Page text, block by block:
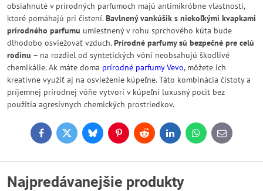
obsiahnuté v prírodných parfumoch majú antimikróbne vlastnosti,
ktoré pomáhajú pri čistení.Bavlnený vankúšik s niekoľkými kvapkami
prírodného parfumu umiestnený v rohu sprchového kúta bude
dlhodobo osviežovať vzduch.Prírodné parfumy sú bezpečné pre celú
rodinu – na rozdiel od syntetických vôní neobsahujú škodlivé
chemikálie. Ak máte doma prírodné parfumy Vevo, môžete ich
kreatívne využiť aj na osvieženie kúpeľne. Táto kombinácia čistoty a
príjemnej prírodnej vôňe vytvorí v kúpeľni luxusný pocit bez
použitia agresívnych chemických prostriedkov.
FacebookTwitterBlueskyPinterestReddit LinkedInWhatsApp
E-
mail
Najpredávanejšie produkty